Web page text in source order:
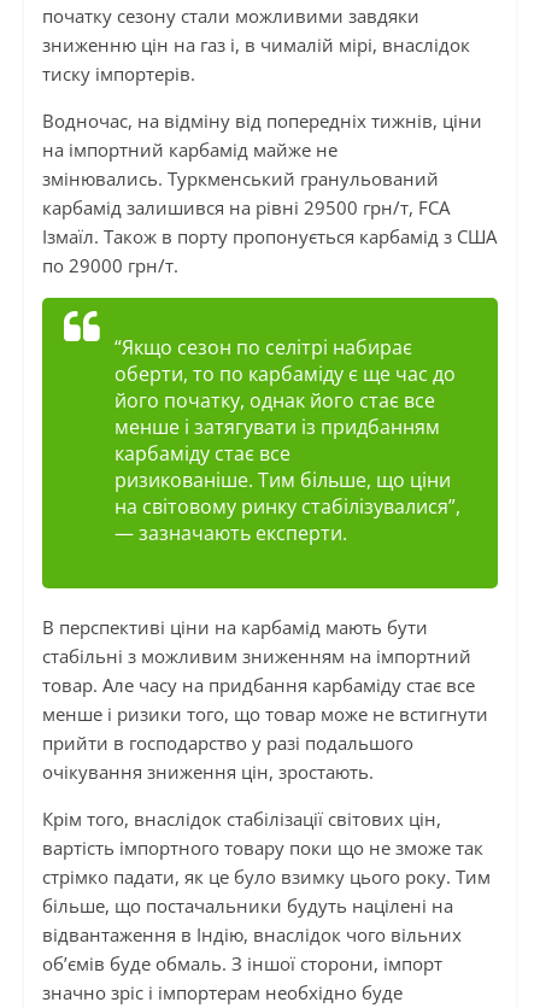
початку сезону стали можливими завдяки
зниженню цін на газ і, в чималій мірі, внаслідок
тиску імпортерів.
Водночас, на відміну від попередніх тижнів, ціни
на імпортний карбамід майже не
змінювались. Туркменський гранульований
карбамід залишився на рівні 29500 грн/т, FCA
Ізмаїл. Також в порту пропонується карбамід з США
по 29000 грн/т.
“Якщо сезон по селітрі набирає
оберти, то по карбаміду є ще час до
його початку, однак його стає все
менше і затягувати із придбанням
карбаміду стає все
ризикованіше. Тим більше, що ціни
на світовому ринку стабілізувалися”,
— зазначають експерти.
В перспективі ціни на карбамід мають бути
стабільні з можливим зниженням на імпортний
товар. Але часу на придбання карбаміду стає все
менше і ризики того, що товар може не встигнути
прийти в господарство у разі подальшого
очікування зниження цін, зростають.
Крім того, внаслідок стабілізації світових цін,
вартість імпортного товару поки що не зможе так
стрімко падати, як це було взимку цього року. Тим
більше, що постачальники будуть націлені на
відвантаження в Індію, внаслідок чого вільних
об’ємів буде обмаль. З іншої сторони, імпорт
значно зріс і імпортерам необхідно буде